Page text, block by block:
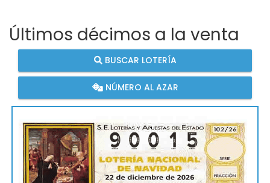
Últimos décimos a la venta
BUSCAR LOTERÍA
NÚMERO AL AZAR